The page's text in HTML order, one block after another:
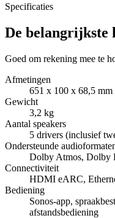
Specificaties
De belangrijkste
Goed om rekening mee te
Afmetingen
651 x 100 x 68,5 mm
Gewicht
3,2 kg
Aantal speakers
5 drivers (inclusief
Ondersteunde
Dolby Atmos, Dolby
Connectiviteit
HDMI eARC,
Bediening
Sonos-app,
afstandsbediening